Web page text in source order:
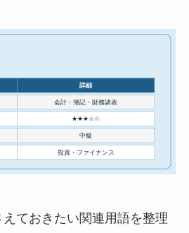
ておきたい関連用語を整理